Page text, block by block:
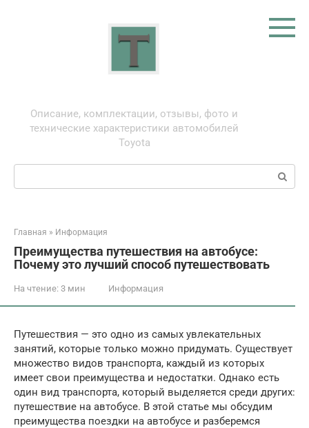
Описание, комплектации, отзывы, фото и
технические характеристики автомобилей
Toyota
Поиск:
Главная » Информация
Преимущества путешествия на автобусе:
Почему это лучший способ путешествовать
На чтение: 3 мин Информация
Путешествия — это одно из самых увлекательных
занятий, которые только можно придумать. Существует
множество видов транспорта, каждый из которых
имеет свои преимущества и недостатки. Однако есть
один вид транспорта, который выделяется среди других:
путешествие на автобусе. В этой статье мы обсудим
преимущества поездки на автобусе и разберемся